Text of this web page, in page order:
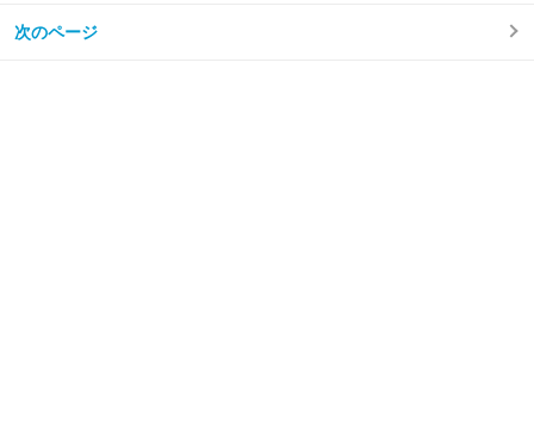
手にファインチューニングするとそれまでの知識を忘れてしまう問題な
次のページ